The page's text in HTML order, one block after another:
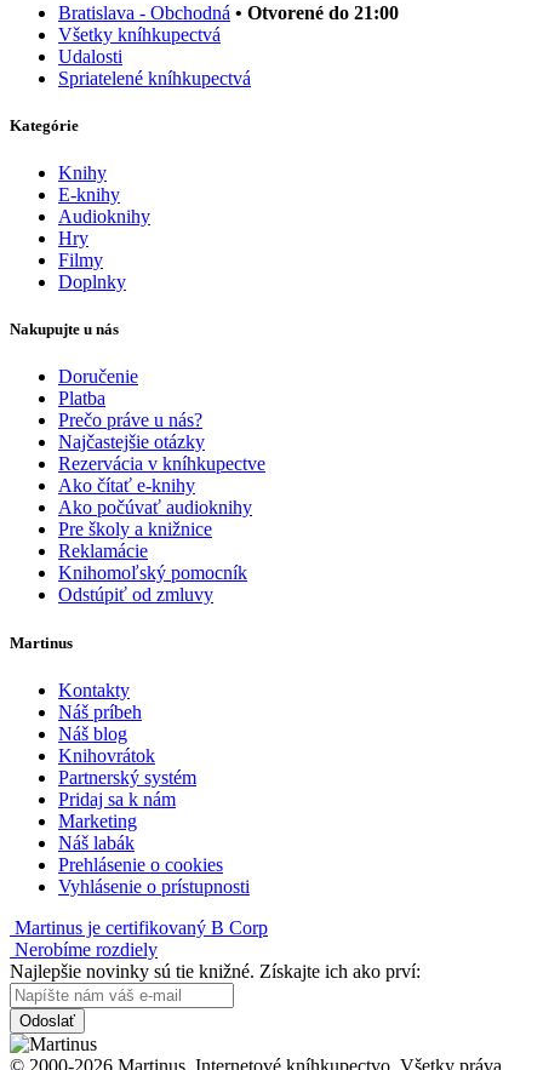
Bratislava - Obchodná • Otvorené do 21:00
Všetky kníhkupectvá
Udalosti
Spriatelené kníhkupectvá
Kategórie
Knihy
E-knihy
Audioknihy
Hry
Filmy
Doplnky
Nakupujte u nás
Doručenie
Platba
Prečo práve u nás?
Najčastejšie otázky
Rezervácia v kníhkupectve
Ako čítať e-knihy
Ako počúvať audioknihy
Pre školy a knižnice
Reklamácie
Knihomoľský pomocník
Odstúpiť od zmluvy
Martinus
Kontakty
Náš príbeh
Náš blog
Knihovrátok
Partnerský systém
Pridaj sa k nám
Marketing
Náš labák
Prehlásenie o cookies
Vyhlásenie o prístupnosti
Martinus je certifikovaný B Corp
Nerobíme rozdiely
Najlepšie novinky sú tie knižné. Získajte ich ako prví:
Odoslať
© 2000-2026 Martinus. Internetové kníhkupectvo. Všetky práva